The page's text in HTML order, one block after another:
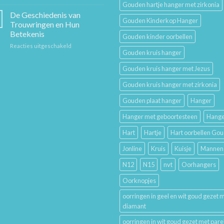
Je
De Geschiedenis van
Trouwringen en Hun
Betekenis
Reacties uitgeschakeld
Gouden hartje hanger met zirkonia
Gouden Kinderkop Hanger
Gouden kinder oorbellen
Gouden kruis hanger
Gouden kruis hanger met Jezus
Gouden kruis hanger met zirkonia
Gouden plaat hanger
Hanger
Hanger met geboortesteen
Hart
Hartje
Hart oorbellen
Jonline
Kruis Kuisje
Mannen
N12
N15 nvt
Oorhangers
Oorknopjes
oorringen in geel en wit goud gezet
diamant
oorringen in wit goud gezet met